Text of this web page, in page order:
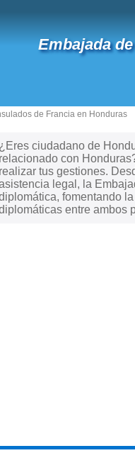
Embajada
de Francia en Honduras
¿Eres ciudadano de
relacionado con
realizar tus gestiones.
legal, la
fomentando
entre ambos